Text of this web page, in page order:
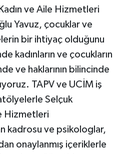
ve Aile Hizmetleri
Yavuz, çocuklar ve
bir ihtiyaç olduğunu
kadınların ve çocukların
ve haklarının bilincinde
TAPV ve UCİM iş
Selçuk
Hizmetleri
kadrosu ve psikologlar,
onaylanmış içeriklerle